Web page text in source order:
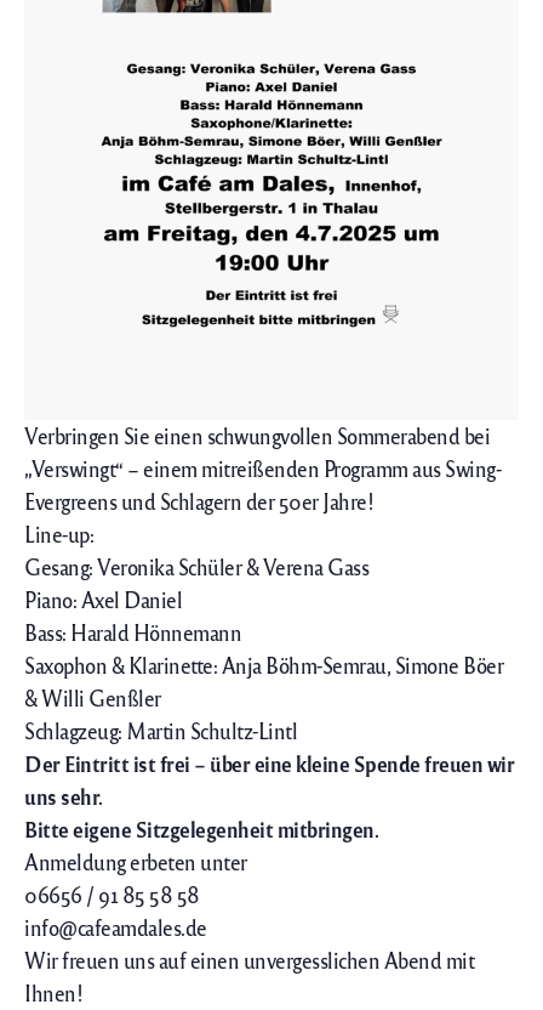
Verbringen Sie einen schwungvollen Sommerabend bei
„Verswingt“ – einem mitreißenden Programm aus Swing-
Evergreens und Schlagern der 50er Jahre!
Line-up:
Gesang: Veronika Schüler & Verena Gass
Piano: Axel Daniel
Bass: Harald Hönnemann
Saxophon & Klarinette: Anja Böhm-Semrau, Simone Böer
& Willi Genßler
Schlagzeug: Martin Schultz-Lintl
Der Eintritt ist frei – über eine kleine Spende freuen wir
uns sehr.
Bitte eigene Sitzgelegenheit mitbringen.
Anmeldung erbeten unter
06656 / 91 85 58 58
info@cafeamdales.de
Wir freuen uns auf einen unvergesslichen Abend mit
Ihnen!